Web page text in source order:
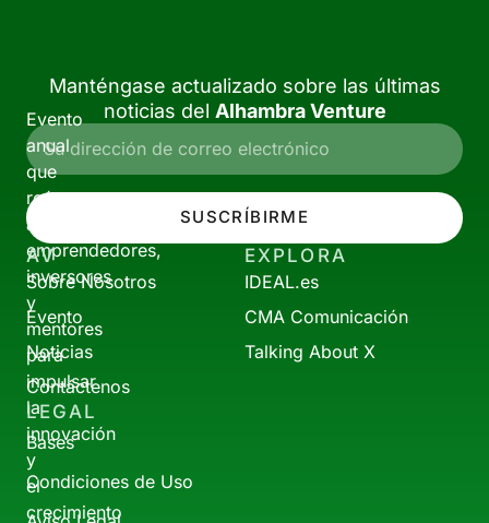
Evento
anual
que
reúne
a
emprendedores,
inversores
y
mentores
para
impulsar
la
innovación
y
el
crecimiento
Manténgase actualizado sobre las últimas
noticias del Alhambra Venture
SUSCRÍBIRME
AV
Sobre Nosotros
Evento
Noticias
Contáctenos
EXPLORA
IDEAL.es
CMA Comunicación
Talking About X
LEGAL
Bases
Condiciones de Uso